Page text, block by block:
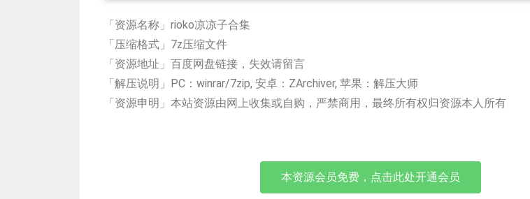
「资源名称」rioko凉凉子合集
「压缩格式」7z压缩文件
「资源地址」百度网盘链接，失效请留言
「解压说明」PC：winrar/7zip, 安卓：ZArchiver, 苹果：解压大师
「资源申明」本站资源由网上收集或自购，严禁商用，最终所有权归资源本人所有
本资源会员免费，点击此处开通会员